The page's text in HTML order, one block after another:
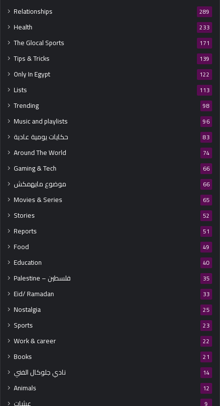
Relationships 289
Health 233
The Glocal Sports 171
Tips & Tricks 139
Only In Egypt 122
Lists 113
Trending 98
Music and playlists 96
حكايات يومية عادية 83
Around The World 74
Gaming & Tech 66
موضوع مايهمكش 66
Movies & Series 65
Stories 52
Reports 51
Food 49
Education 40
Palestine – فلسطين 35
Eid/ Ramadan 33
Nostalgia 25
Sports 23
Work & career 22
Books 21
نادي جلوكال الفني 14
Animals 12